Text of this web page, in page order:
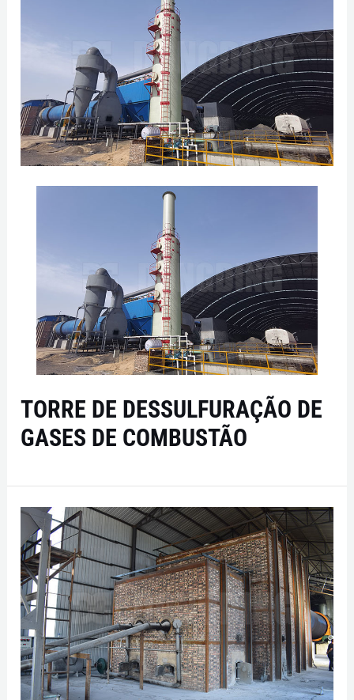
TORRE DE DESSULFURAÇÃO DE
GASES DE COMBUSTÃO